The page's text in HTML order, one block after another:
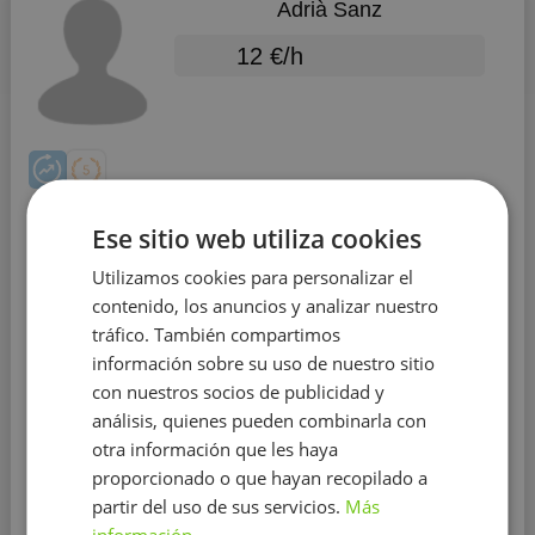
Adrià Sanz
12 €/h
Matemáticas
Educación:Universidad de Barcelona
Experiencia: más de 1 año
Distrito: Estación de El Carmely 127 otros
Hola, me llamo Adrià y soy un estudiante de 2° de
Bachillerato.Hola, me llamo Adrià, encantado ;) Soy un
joven estudiante de segundo de bachillerato del social,
el cual tiene muchas ganas de instruir a aquellas
personas con ciertas dificultades en el ámbito de las
Ese sitio web utiliza cookies
Utilizamos cookies para personalizar el
contenido, los anuncios y analizar nuestro
tráfico. También compartimos
información sobre su uso de nuestro sitio
con nuestros socios de publicidad y
análisis, quienes pueden combinarla con
otra información que les haya
proporcionado o que hayan recopilado a
partir del uso de sus servicios. Más